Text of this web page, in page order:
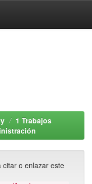
1 Trabajos
citar o enlazar este